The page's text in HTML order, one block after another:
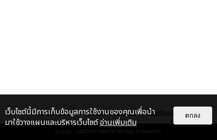
เกี่ยวกับเรา ติดต่อลงโฆษณา ติดต่อเรา
© 2026 THAITICKETMAJOR All Rights Reserved.
เว็บไซต์นี้มีการเก็บข้อมูลการใช้งานของคุณเพื่อนำ
มาใช้วางแผนและบริหารเว็บไซต์อ่านเพิ่มเติม
ตกลง